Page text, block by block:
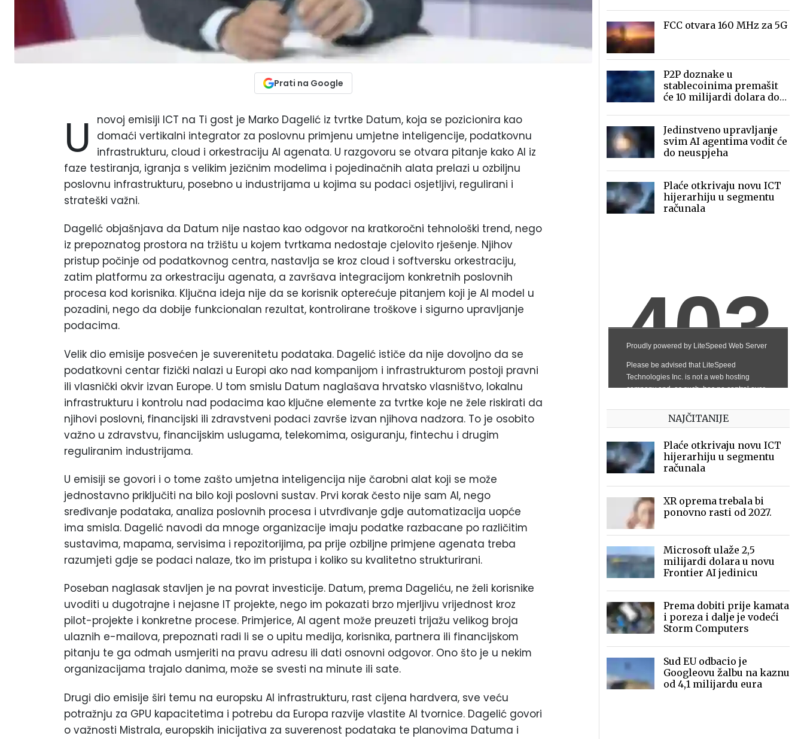
Prati na Google
U
novoj emisiji ICT na Ti gost je Marko Dagelić iz tvrtke Datum, koja se pozicionira kao
domaći vertikalni integrator za poslovnu primjenu umjetne inteligencije, podatkovnu
infrastrukturu, cloud i orkestraciju AI agenata. U razgovoru se otvara pitanje kako AI iz
faze testiranja, igranja s velikim jezičnim modelima i pojedinačnih alata prelazi u ozbiljnu
poslovnu infrastrukturu, posebno u industrijama u kojima su podaci osjetljivi, regulirani i
strateški važni.
Dagelić objašnjava da Datum nije nastao kao odgovor na kratkoročni tehnološki trend, nego
iz prepoznatog prostora na tržištu u kojem tvrtkama nedostaje cjelovito rješenje. Njihov
pristup počinje od podatkovnog centra, nastavlja se kroz cloud i softversku orkestraciju,
zatim platformu za orkestraciju agenata, a završava integracijom konkretnih poslovnih
procesa kod korisnika. Ključna ideja nije da se korisnik opterećuje pitanjem koji je AI model u
pozadini, nego da dobije funkcionalan rezultat, kontrolirane troškove i sigurno upravljanje
podacima.
Velik dio emisije posvećen je suverenitetu podataka. Dagelić ističe da nije dovoljno da se
podatkovni centar fizički nalazi u Europi ako nad kompanijom i infrastrukturom postoji pravni
ili vlasnički okvir izvan Europe. U tom smislu Datum naglašava hrvatsko vlasništvo, lokalnu
infrastrukturu i kontrolu nad podacima kao ključne elemente za tvrtke koje ne žele riskirati da
njihovi poslovni, financijski ili zdravstveni podaci završe izvan njihova nadzora. To je osobito
važno u zdravstvu, financijskim uslugama, telekomima, osiguranju, fintechu i drugim
reguliranim industrijama.
U emisiji se govori i o tome zašto umjetna inteligencija nije čarobni alat koji se može
jednostavno priključiti na bilo koji poslovni sustav. Prvi korak često nije sam AI, nego
sređivanje podataka, analiza poslovnih procesa i utvrđivanje gdje automatizacija uopće
ima smisla. Dagelić navodi da mnoge organizacije imaju podatke razbacane po različitim
sustavima, mapama, servisima i repozitorijima, pa prije ozbiljne primjene agenata treba
razumjeti gdje se podaci nalaze, tko im pristupa i koliko su kvalitetno strukturirani.
Poseban naglasak stavljen je na povrat investicije. Datum, prema Dageliću, ne želi korisnike
uvoditi u dugotrajne i nejasne IT projekte, nego im pokazati brzo mjerljivu vrijednost kroz
pilot-projekte i konkretne procese. Primjerice, AI agent može preuzeti trijažu velikog broja
ulaznih e-mailova, prepoznati radi li se o upitu medija, korisnika, partnera ili financijskom
pitanju te ga odmah usmjeriti na pravu adresu ili dati osnovni odgovor. Ono što je u nekim
organizacijama trajalo danima, može se svesti na minute ili sate.
Drugi dio emisije širi temu na europsku AI infrastrukturu, rast cijena hardvera, sve veću
potražnju za GPU kapacitetima i potrebu da Europa razvije vlastite AI tvornice. Dagelić govori
o važnosti Mistrala, europskih inicijativa za suverenost podataka te planovima Datuma i
FCC otvara 160 MHz za 5G
P2P doznake u
stablecoinima premašit
će 10 milijardi dolara do
Jedinstveno upravljanje
svim AI agentima vodit će
do neuspjeha
Plaće otkrivaju novu ICT
hijerarhiju u segmentu
računala
NAJČITANIJE
Plaće otkrivaju novu ICT
hijerarhiju u segmentu
računala
XR oprema trebala bi
ponovno rasti od 2027.
Microsoft ulaže 2,5
milijardi dolara u novu
Frontier AI jedinicu
Prema dobiti prije kamata
i poreza i dalje je vodeći
Storm Computers
Sud EU odbacio je
Googleovu žalbu na kaznu
od 4,1 milijardu eura